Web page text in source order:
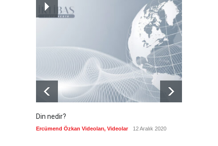
Kolombiya, solcu Petro'nun
yerine aşırı sağcı Espriella'yı
Güncel 8 Ağustos 2026
Din nedir?
Ercümend Özkan Videoları, Videolar 12 Aralık 2020